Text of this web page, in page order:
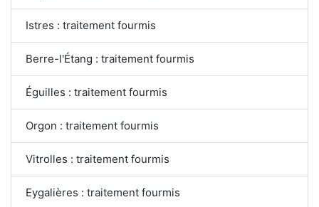
Istres : traitement fourmis
Berre-l'Étang : traitement fourmis
Éguilles : traitement fourmis
Orgon : traitement fourmis
Vitrolles : traitement fourmis
Eygalières : traitement fourmis